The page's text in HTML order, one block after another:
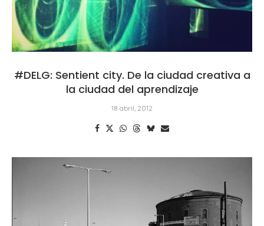
#DELG: Sentient city. De la ciudad creativa a
la ciudad del aprendizaje
18 abril, 2012